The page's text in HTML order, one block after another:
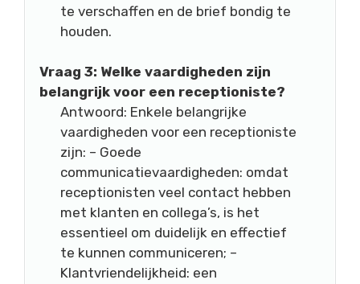
te verschaffen en de brief bondig te
houden.
Vraag 3: Welke vaardigheden zijn
belangrijk voor een receptioniste?
Antwoord: Enkele belangrijke
vaardigheden voor een receptioniste
zijn: – Goede
communicatievaardigheden: omdat
receptionisten veel contact hebben
met klanten en collega’s, is het
essentieel om duidelijk en effectief
te kunnen communiceren; –
Klantvriendelijkheid: een